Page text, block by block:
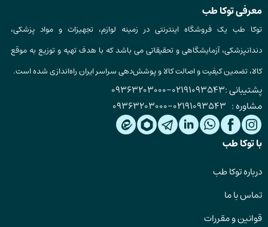
معرفی توکا طب
توکا طب یک فروشگاه اینترنتی در زمینه لوازم، تجهیزات و مواد پزشکی،
دندانپزشکی، آزمایشگاهی و تحقیقاتی می باشد که با هدف تهیه و توزیع به موقع
کالا، تضمین کیفیت و اصالت کالا و پوشش‌دهی سراسر ایران راه‌اندازی شده است.
پشتیبانی :02191093543
-
09363203000
مشاوره : 02191093543
-
09363203000
با توکا طب
درباره توکا طب
تماس با ما
قوانین و مقررات